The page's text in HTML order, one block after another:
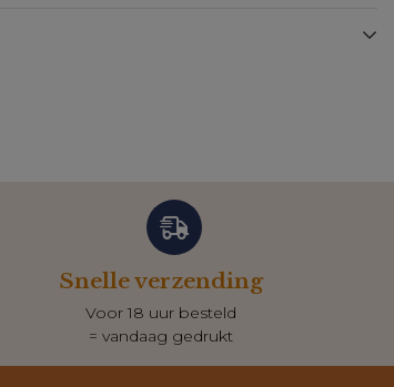
Snelle verzending
Voor 18 uur besteld
= vandaag gedrukt